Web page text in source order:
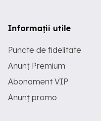
Informații utile
Puncte de fidelitate
Anunț Premium
Abonament VIP
Anunț promo